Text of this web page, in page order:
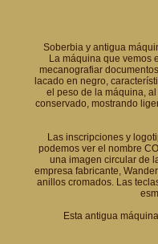
Soberbia y antigua
La máquina que vemos
mecanografiar
lacado en negro,
el peso de la máquina,
conservado, mostrando
Las inscripciones y
podemos ver el nombre
una imagen circular de
empresa fabricante,
anillos cromados. Las
Esta antigua